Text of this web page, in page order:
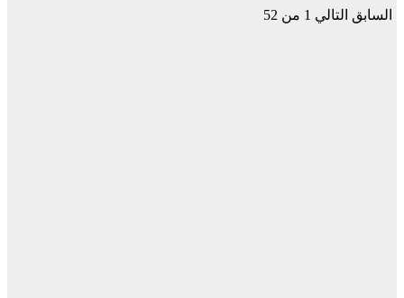
السابق التالي 1 من 52